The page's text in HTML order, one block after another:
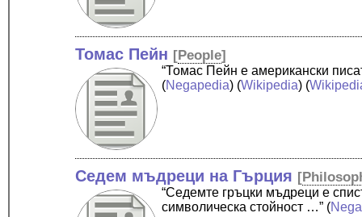
Томас Пейн [People]
“Томас Пейн е американски
(Negapedia) (Wikipedia) (
Седем мъдреци на Гърция [
“Седемте гръцки мъдреци е
символическа стойност …” (